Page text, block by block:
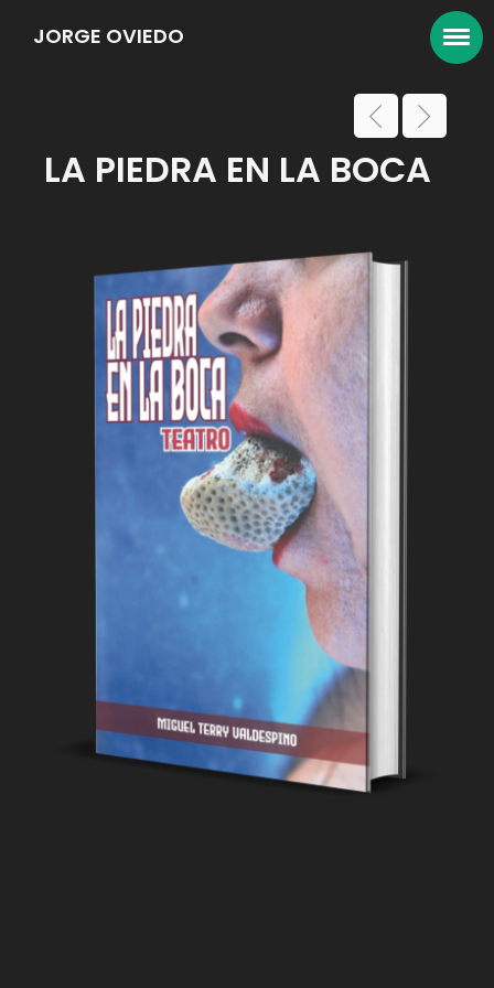
JORGE OVIEDO
LA PIEDRA EN LA BOCA